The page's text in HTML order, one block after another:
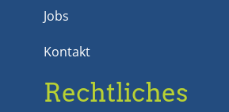
Jobs
Kontakt
Rechtliches